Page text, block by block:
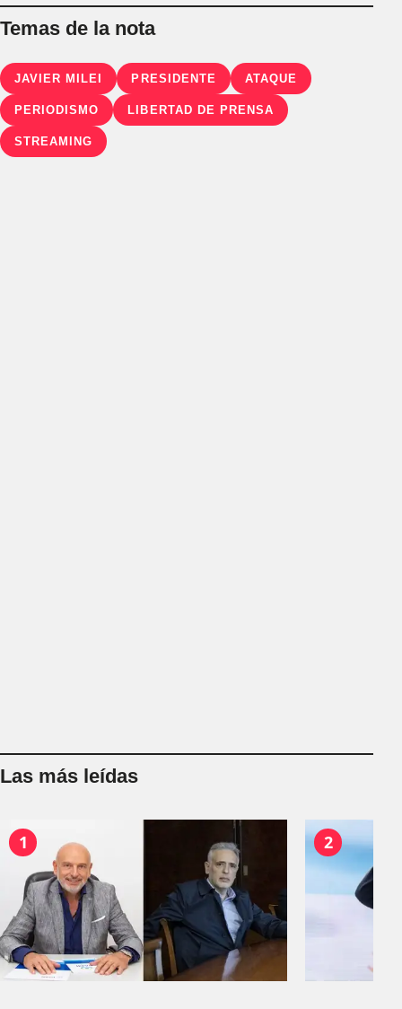
Temas de la nota
JAVIER MILEI PRESIDENTE ATAQUE
PERIODISMO LIBERTAD DE PRENSA
STREAMING
Las más leídas
1 2